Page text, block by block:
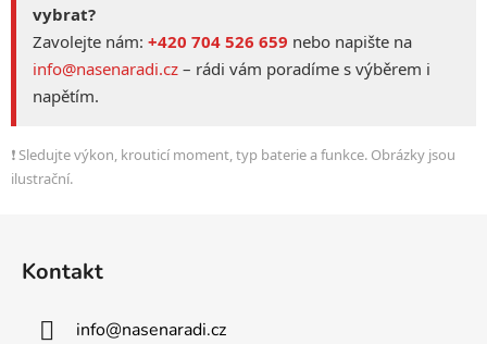
vybrat?
Zavolejte nám: +420 704 526 659 nebo napište na
info@nasenaradi.cz – rádi vám poradíme s výběrem i
napětím.
❗ Sledujte výkon, krouticí moment, typ baterie a funkce. Obrázky jsou
ilustrační.
Kontakt
info@nasenaradi.cz